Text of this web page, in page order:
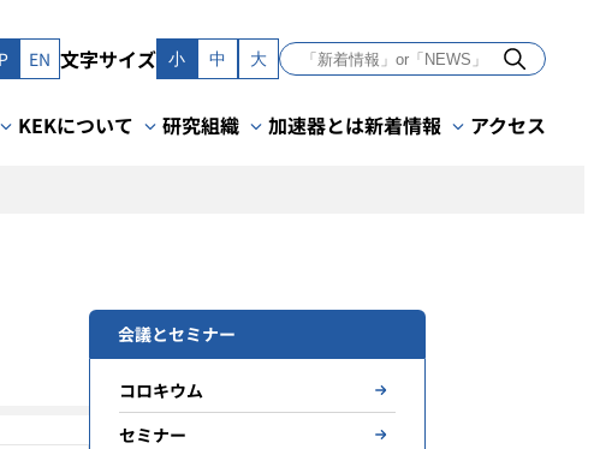
EN 文字サイズ 小 中 大
KEKについて 研究組織 加速器とは新着情報 アクセス
会議とセミナー
コロキウム
セミナー